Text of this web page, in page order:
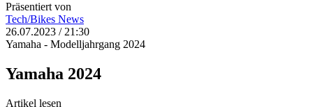
Präsentiert von
Tech/Bikes News
26.07.2023 / 21:30
Yamaha - Modelljahrgang 2024
Yamaha 2024
Artikel lesen